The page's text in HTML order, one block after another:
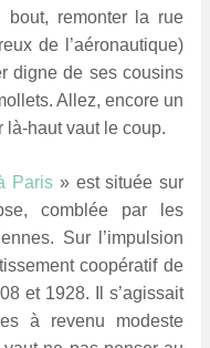
bout, remonter la rue
de l’aéronautique)
digne de ses cousins
Allez, encore un
là-haut vaut le coup.
Paris » est située sur
comblée par les
Sur l’impulsion
coopératif de
et 1928. Il s’agissait
à revenu modeste